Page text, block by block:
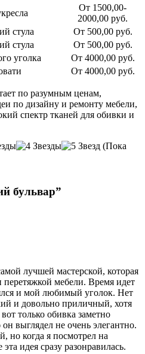
От 1500,00-
2000,00 руб.
стула
От 500,00 руб.
стула
От 500,00 руб.
уголка
От 4000,00 руб.
От 4000,00 руб.
по разумным ценам,
по дизайну и ремонту мебели,
спектр тканей для обивки и
(Пока
бульвар”
лучшей мастерской, которая
перетяжкой мебели. Время идет
и мой любимый уголок. Нет
и довольно приличный, хотя
только обивка заметно
он выглядел не очень элегантно.
но когда я посмотрел на
идея сразу разонравилась.